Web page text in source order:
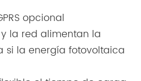
opcional
la red alimentan la
la energía fotovoltaica